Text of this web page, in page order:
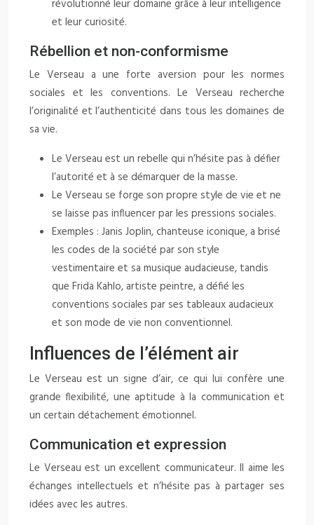
révolutionné leur domaine grâce à leur intelligence
et leur curiosité.
Rébellion et non-conformisme
Le Verseau a une forte aversion pour les normes
sociales et les conventions. Le Verseau recherche
l’originalité et l’authenticité dans tous les domaines de
sa vie.
Le Verseau est un rebelle qui n’hésite pas à défier
l’autorité et à se démarquer de la masse.
Le Verseau se forge son propre style de vie et ne
se laisse pas influencer par les pressions sociales.
Exemples : Janis Joplin, chanteuse iconique, a brisé
les codes de la société par son style
vestimentaire et sa musique audacieuse, tandis
que Frida Kahlo, artiste peintre, a défié les
conventions sociales par ses tableaux audacieux
et son mode de vie non conventionnel.
Influences de l’élément air
Le Verseau est un signe d’air, ce qui lui confère une
grande flexibilité, une aptitude à la communication et
un certain détachement émotionnel.
Communication et expression
Le Verseau est un excellent communicateur. Il aime les
échanges intellectuels et n’hésite pas à partager ses
idées avec les autres.